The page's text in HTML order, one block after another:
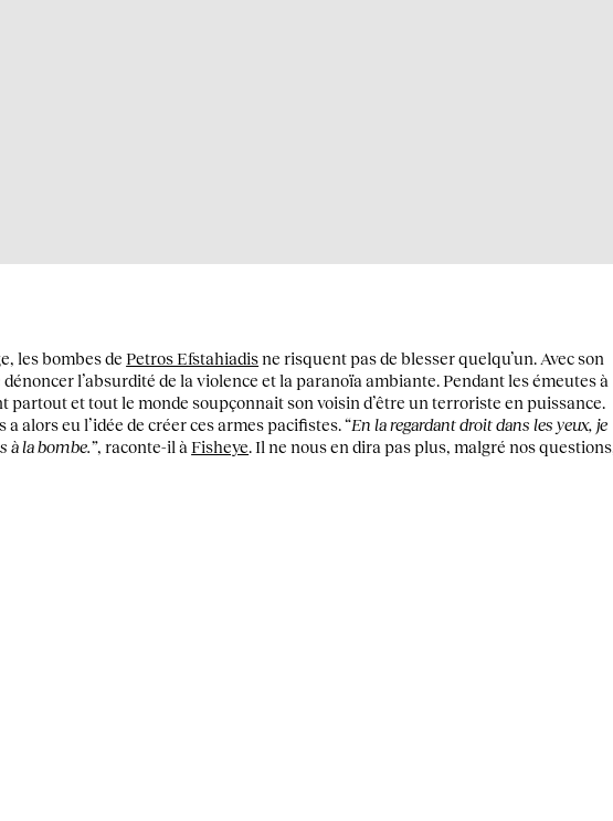
les bombes dePetros Efstahiadisne risquent pas de blesser quelqu’un. Avec son
l’absurdité de la violence et la paranoïa ambiante. Pendant les émeutes à
partout et tout le monde soupçonnait son voisin d’être un terroriste en puissance.
alors eu l’idée de créer ces armes pacifistes. “En la regardant droit dans les yeux, je
à la bombe.”, raconte-il àFisheye . Il ne nous en dira pas plus, malgré nos questions,